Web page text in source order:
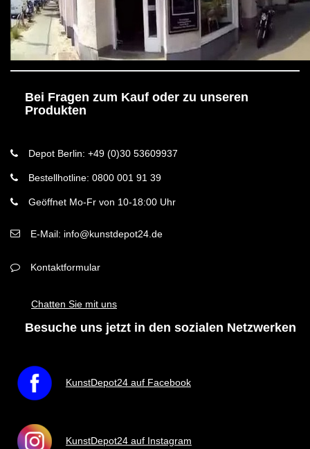
Bei Fragen zum Kauf oder zu unseren
Produkten
Depot Berlin: +49 (0)30 53609937
Bestellhotline: 0800 001 91 39
Geöffnet Mo-Fr von 10-18:00 Uhr
E-Mail: info@kunstdepot24.de
Kontaktformular
Chatten Sie mit uns
Besuche uns jetzt in den sozialen Netzwerken
KunstDepot24 auf Facebook
KunstDepot24 auf Instagram